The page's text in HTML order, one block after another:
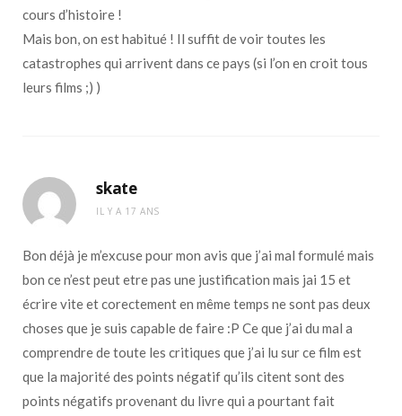
cours d’histoire !
Mais bon, on est habitué ! Il suffit de voir toutes les
catastrophes qui arrivent dans ce pays (si l’on en croit tous
leurs films ;) )
skate
IL Y A 17 ANS
Bon déjà je m’excuse pour mon avis que j’ai mal formulé mais
bon ce n’est peut etre pas une justification mais jai 15 et
écrire vite et corectement en même temps ne sont pas deux
choses que je suis capable de faire :P Ce que j’ai du mal a
comprendre de toute les critiques que j’ai lu sur ce film est
que la majorité des points négatif qu’ils citent sont des
points négatifs provenant du livre qui a pourtant fait